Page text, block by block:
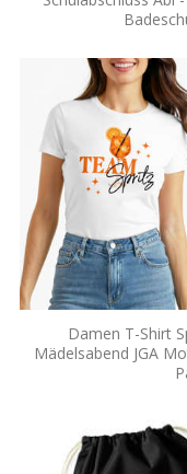
Damen T-Shirt
Mädelsabend JGA